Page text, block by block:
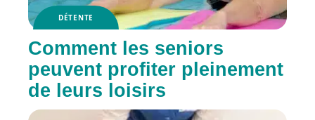
DÉTENTE
Comment les seniors
peuvent profiter pleinement
de leurs loisirs